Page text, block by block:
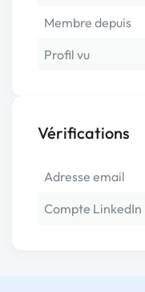
Membre depuis
Profil vu
Vérifications
Adresse email
Compte LinkedIn